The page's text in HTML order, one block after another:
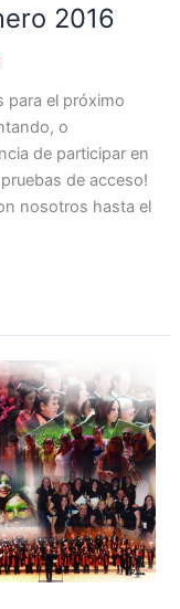
2016
para el próximo
o
de participar en
de acceso!
nosotros hasta el